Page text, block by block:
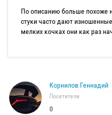
По описанию больше похоже
стуки часто дают
мелких кочках они как раз
Корнилов Геннадий
Посетители
0